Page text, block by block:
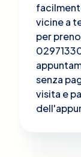
vicine a
per
senza
visita e